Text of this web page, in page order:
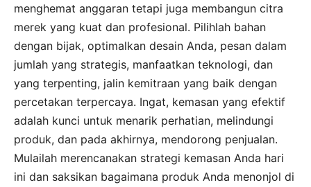
menghemat anggaran tetapi juga membangun citra
merek yang kuat dan profesional. Pilihlah bahan
dengan bijak, optimalkan desain Anda, pesan dalam
jumlah yang strategis, manfaatkan teknologi, dan
yang terpenting, jalin kemitraan yang baik dengan
percetakan terpercaya. Ingat, kemasan yang efektif
adalah kunci untuk menarik perhatian, melindungi
produk, dan pada akhirnya, mendorong penjualan.
Mulailah merencanakan strategi kemasan Anda hari
ini dan saksikan bagaimana produk Anda menonjol di